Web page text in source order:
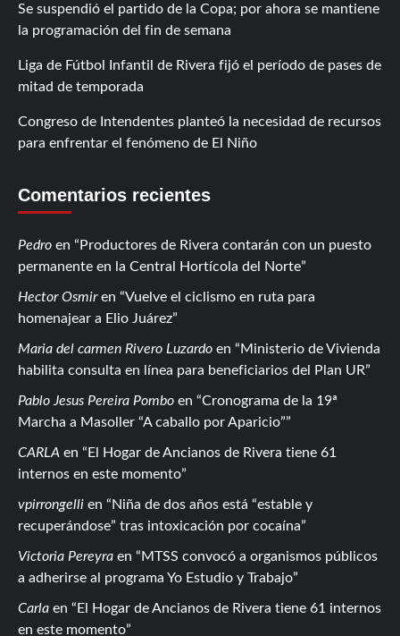
Se suspendió el partido de la Copa; por ahora se mantiene
la programación del fin de semana
Liga de Fútbol Infantil de Rivera fijó el período de pases de
mitad de temporada
Congreso de Intendentes planteó la necesidad de recursos
para enfrentar el fenómeno de El Niño
Comentarios recientes
Pedro en
Productores de Rivera contarán con un puesto
permanente en la Central Hortícola del Norte
Hector Osmiren
Vuelve el ciclismo en ruta para
homenajear a Elio Juárez
Maria del carmen Rivero Luzardo en
Ministerio de Vivienda
habilita consulta en línea para beneficiarios del Plan UR
Pablo Jesus Pereira Pombo en
Cronograma de la 19ª
Marcha a Masoller “A caballo por Aparicio”
CARLA en
El Hogar de Ancianos de Rivera tiene 61
internos en este momento
vpirrongelli en
Niña de dos años está “estable y
recuperándose” tras intoxicación por cocaína
Victoria Pereyra en
MTSS convocó a organismos públicos
a adherirse al programa Yo Estudio y Trabajo
Carla en
El Hogar de Ancianos de Rivera tiene 61 internos
en este momento